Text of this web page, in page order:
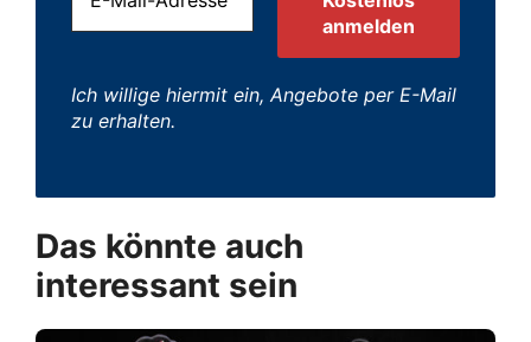
Ich willige hiermit ein, Angebote per E-Mail
zu erhalten.
Das könnte auch
interessant sein